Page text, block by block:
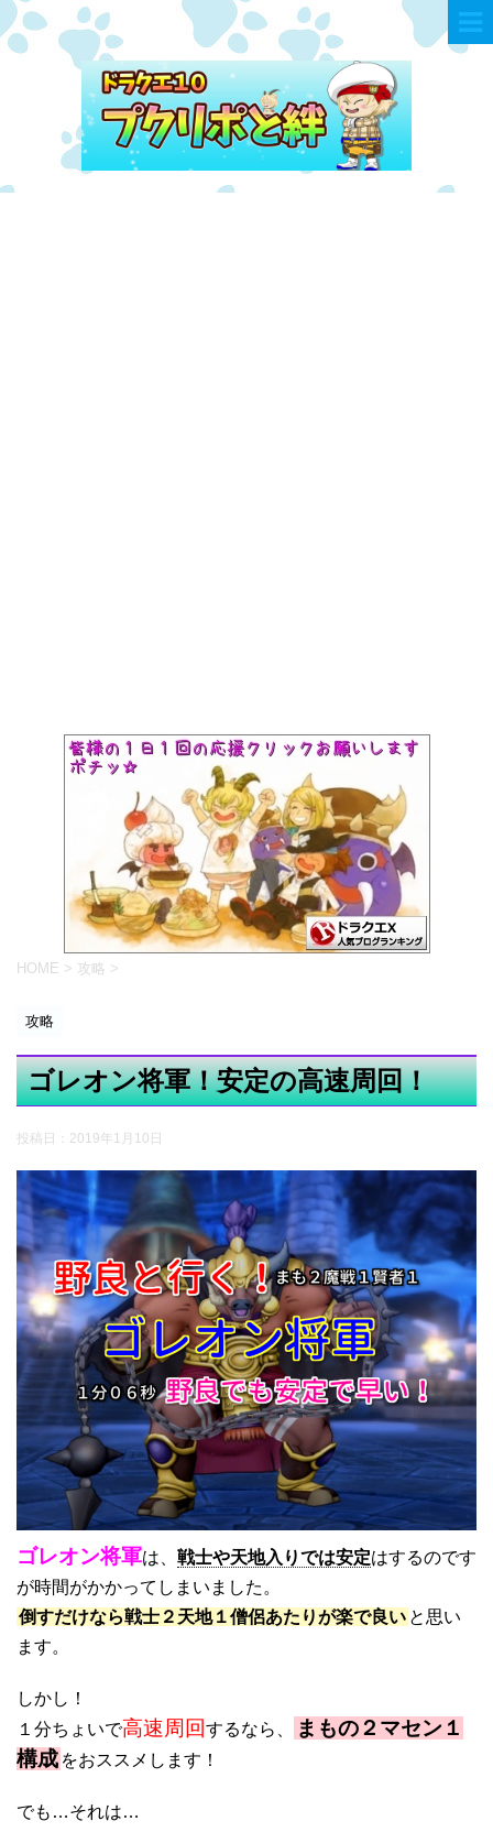
HOME > 攻略 >
攻略
ゴレオン将軍！安定の高速周回！
投稿日： 2019年1月10日
ゴレオン将軍は、 戦士や天地入りでは安定はするのです
が時間がかかってしまいました。
倒すだけなら戦士２天地１僧侶あたりが楽で良い と思い
ます。
しかし！
１分ちょいで高速周回するなら、
まもの２マセン１
構成 をおススメします！
でも…それは…